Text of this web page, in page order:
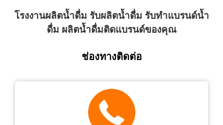
โรงงานผลิตน้ำดื่ม รับผลิตน้ำดื่ม รับทำแบรนด์น้ำ
ดื่ม ผลิตน้ำดื่มติดแบรนด์ของคุณ
ช่องทางติดต่อ